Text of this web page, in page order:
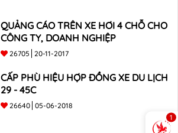
QUẢNG CÁO TRÊN XE HƠI 4 CHỖ CHO
CÔNG TY, DOANH NGHIỆP
26705 20-11-2017
CẤP PHÙ HIỆU HỢP ĐỒNG XE DU LỊCH
29 - 45C
26640 05-06-2018
1